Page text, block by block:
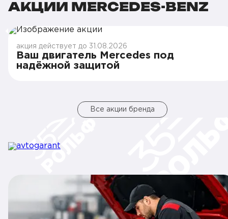
АКЦИИ MERCEDES-BENZ
акция действует до 31.08.2026
Ваш двигатель Mercedes под
надёжной защитой
Все акции бренда